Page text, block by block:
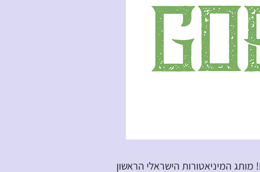
דוכן הגובלין החכם – חנות פרימיום לחובבי D&D! מותג המיניאטורות הישראלי הראשון